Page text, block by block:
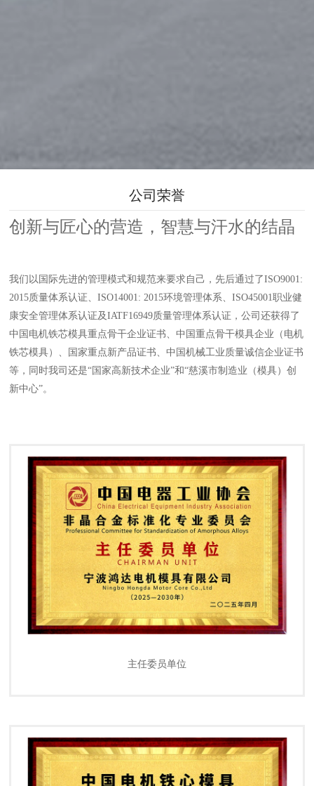
公司荣誉
创新与匠心的营造，智慧与汗水的结晶
我们以国际先进的管理模式和规范来要求自己，先后通过了ISO9001:
2015质量体系认证、ISO14001: 2015环境管理体系、ISO45001职业健
康安全管理体系认证及IATF16949质量管理体系认证，公司还获得了
中国电机铁芯模具重点骨干企业证书、中国重点骨干模具企业（电机
铁芯模具）、国家重点新产品证书、中国机械工业质量诚信企业证书
等，同时我司还是“国家高新技术企业”和“慈溪市制造业（模具）创
新中心”。
主任委员单位